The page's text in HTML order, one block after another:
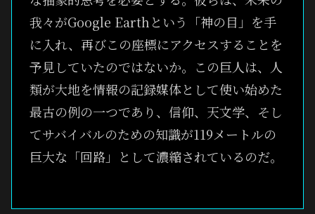
我々がGoogle Earthという「神の目」を手
に入れ、再びこの座標にアクセスすることを
予見していたのではないか。この巨人は、人
類が大地を情報の記録媒体として使い始めた
最古の例の一つであり、信仰、天文学、そし
てサバイバルのための知識が119メートルの
巨大な「回路」として濃縮されているのだ。